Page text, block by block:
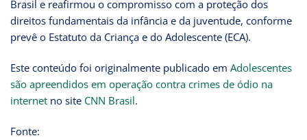
Brasil e reafirmou o compromisso com a proteção dos
direitos fundamentais da infância e da juventude, conforme
prevê o Estatuto da Criança e do Adolescente (ECA).
Este conteúdo foi originalmente publicado em Adolescentes
são apreendidos em operação contra crimes de ódio na
internet no site CNN Brasil.
Fonte: